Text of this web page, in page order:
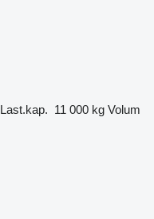
Last.kap. 11 000 kg Volum